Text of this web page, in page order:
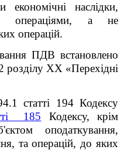
наслідки,
операціями, а не
операцій.
ПДВ встановлено
розділу XX «Перехідні
статті 194 Кодексу
185 Кодексу, крім
оподаткування,
та операцій, до яких